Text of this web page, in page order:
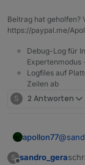
Beitrag hat geholfen?
https://paypal.me/
Debug-Log für
Expertenmodus
Logfiles auf
Zeilen ab
S 2 Antworten
apollon77@
S sandro_gera